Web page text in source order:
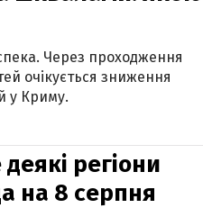
Через проходження
очікується зниження
у Криму.
регіони
на 8 серпня